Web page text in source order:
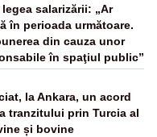
salarizării: „Ar
în perioada următoare.
din cauza unor
în spaţiul public”
la Ankara, un acord
tranzitului prin Turcia al
și bovine